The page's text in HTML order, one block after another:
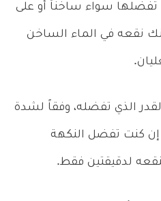
تفضلها سواء ساخناً أو على
نقعه في الماء الساخن
الذي تفضله، وفقاً لشدة
إن كنت تفضل النكهة
لدقيقتين فقط.